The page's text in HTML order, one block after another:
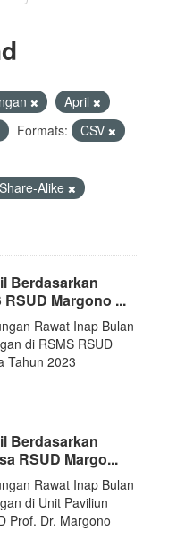
April
Formats:
CSV
Alike
Berdasarkan
Margono ...
Rawat Inap Bulan
di RSMS RSUD
Tahun 2023
Berdasarkan
RSUD Margo...
Rawat Inap Bulan
di Unit Paviliun
Prof. Dr. Margono